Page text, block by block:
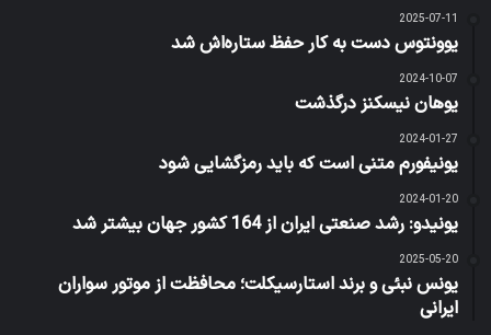
2025-07-11
یوونتوس دست به کار حفظ ستاره‌اش شد
2024-10-07
یوهان نیسکنز درگذشت
2024-01-27
یونیفورم متنی است که باید رمزگشایی شود
2024-01-20
یونیدو: رشد صنعتی ایران از 164 کشور جهان بیشتر شد
2025-05-20
یونس نبئی و برند استارسیکلت؛ محافظت از موتور سواران
ایرانی